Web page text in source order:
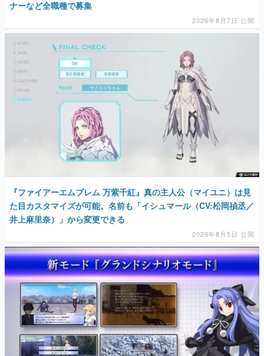
ナーなど全職種で募集
2026年8月7日 公開
『ファイアーエムブレム 万紫千紅』真の主人公（マイユニ）は見
た目カスタマイズが可能。名前も「イシュマール（CV:松岡禎丞／
井上麻里奈）」から変更できる
2026年8月5日 公開